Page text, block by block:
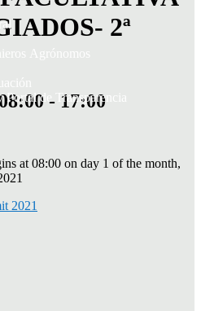
Agrónomos
de Transparencia
2ª
- 17:00
at 08:00 on day 1 of the month,
2021